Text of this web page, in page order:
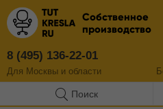
Собственное
производство
8 (495) 136-22-01
Для Москвы и области
Поиск